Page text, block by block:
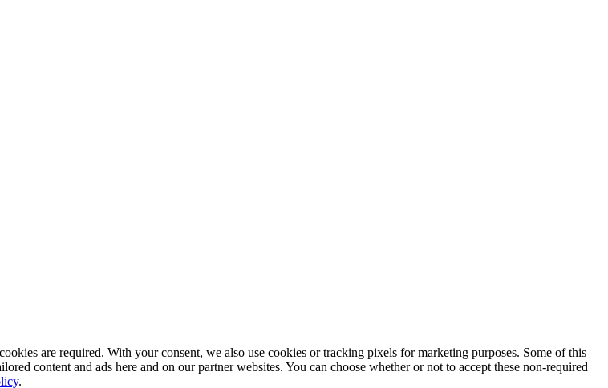
are required. With your consent, we also use cookies or tracking pixels for marketing purposes. Some of this
content and ads here and on our partner websites. You can choose whether or not to accept these non-required
.